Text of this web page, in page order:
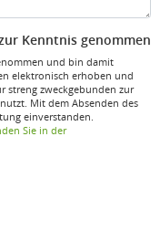
Kenntnis genommen
und bin damit
elektronisch erhoben und
streng zweckgebunden zur
Mit dem Absenden des
einverstanden.
Sie in der